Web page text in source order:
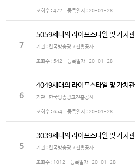
조회수 : 472 등록일자 : 20-01-28
7
5059세대의 라이프스타일 및 가치관
기관 : 한국방송광고진흥공사
조회수 : 542 등록일자 : 20-01-28
6
4049세대의 라이프스타일 및 가치관
기관 : 한국방송광고진흥공사
조회수 : 654 등록일자 : 20-01-28
5
3039세대의 라이프스타일 및 가치관
기관 : 한국방송광고진흥공사
조회수 : 1012 등록일자 : 20-01-28